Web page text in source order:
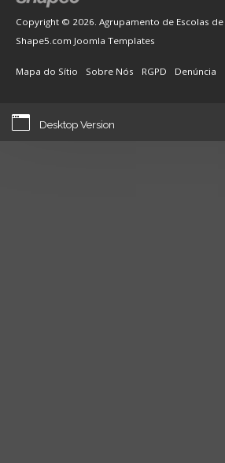
Copyright © 2026. Agrupamento de Escolas
Shape5.com Joomla Templates
Mapa do Sítio Sobre Nós RGPD Denúncia
Desktop Version